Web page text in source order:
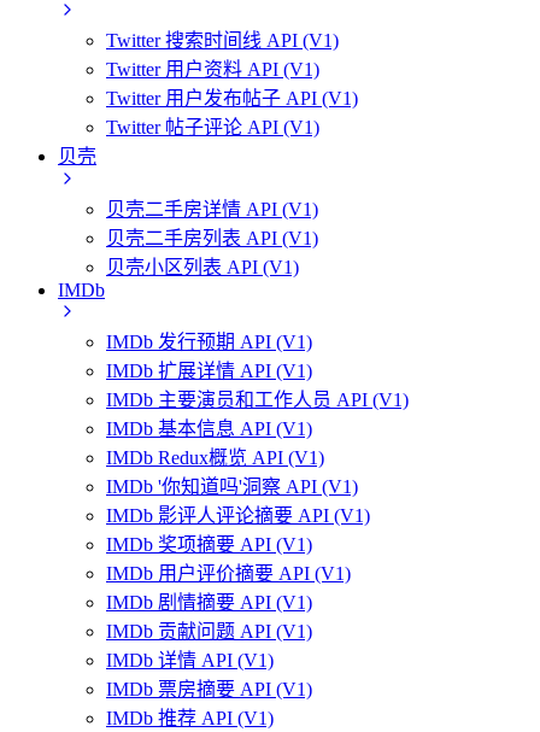
Twitter 搜索时间线 API (V1)
Twitter 用户资料 API (V1)
Twitter 用户发布帖子 API (V1)
Twitter 帖子评论 API (V1)
贝壳
贝壳二手房详情 API (V1)
贝壳二手房列表 API (V1)
贝壳小区列表 API (V1)
IMDb
IMDb 发行预期 API (V1)
IMDb 扩展详情 API (V1)
IMDb 主要演员和工作人员 API (V1)
IMDb 基本信息 API (V1)
IMDb Redux概览 API (V1)
IMDb '你知道吗'洞察 API (V1)
IMDb 影评人评论摘要 API (V1)
IMDb 奖项摘要 API (V1)
IMDb 用户评价摘要 API (V1)
IMDb 剧情摘要 API (V1)
IMDb 贡献问题 API (V1)
IMDb 详情 API (V1)
IMDb 票房摘要 API (V1)
IMDb 推荐 API (V1)